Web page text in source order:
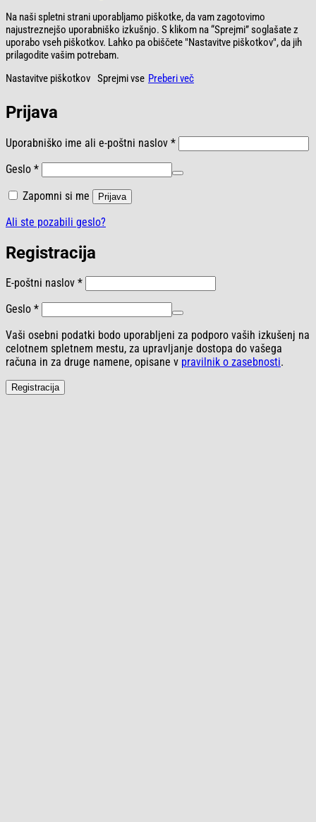
Na naši spletni strani uporabljamo piškotke, da vam zagotovimo
najustreznejšo uporabniško izkušnjo. S klikom na “Sprejmi” soglašate z
uporabo vseh piškotkov. Lahko pa obiščete "Nastavitve piškotkov", da jih
prilagodite vašim potrebam.
Nastavitve piškotkov Sprejmi vse Preberi več
Prijava
Uporabniško ime ali e-poštni naslov *Zahtevano
Geslo *Zahtevano
Zapomni si me Prijava
Ali ste pozabili geslo?
Registracija
E-poštni naslov *Zahtevano
Geslo *Zahtevano
Vaši osebni podatki bodo uporabljeni za podporo vaših izkušenj na
celotnem spletnem mestu, za upravljanje dostopa do vašega
računa in za druge namene, opisane v pravilnik o zasebnosti.
Registracija